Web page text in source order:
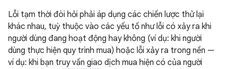
Lỗi tạm thời đòi hỏi phải áp dụng các chiến lược thử lại
khác nhau, tuỳ thuộc vào các yếu tố như lỗi có xảy ra khi
người dùng đang hoạt động hay không (ví dụ: khi người
dùng thực hiện quy trình mua) hoặc lỗi xảy ra trong nền —
ví dụ: khi bạn truy vấn giao dịch mua hiện có của người